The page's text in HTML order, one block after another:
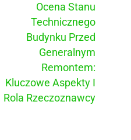
Ocena Stanu
Technicznego
Budynku Przed
Generalnym
Remontem:
Kluczowe Aspekty I
Rola Rzeczoznawcy